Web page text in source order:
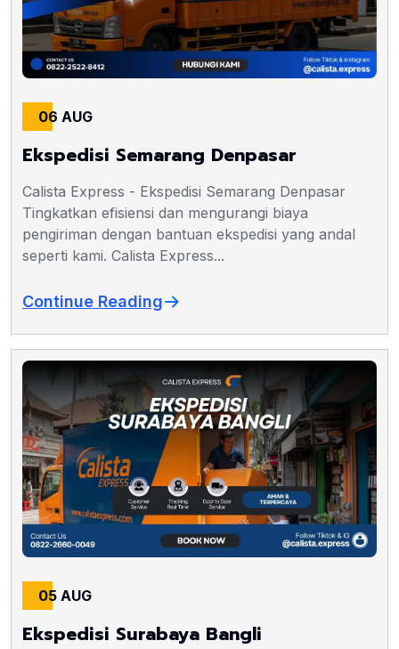
06 AUG
Ekspedisi Semarang Denpasar
Calista Express - Ekspedisi Semarang Denpasar
Tingkatkan efisiensi dan mengurangi biaya
pengiriman dengan bantuan ekspedisi yang andal
seperti kami. Calista Express...
Continue Reading
05 AUG
Ekspedisi Surabaya Bangli